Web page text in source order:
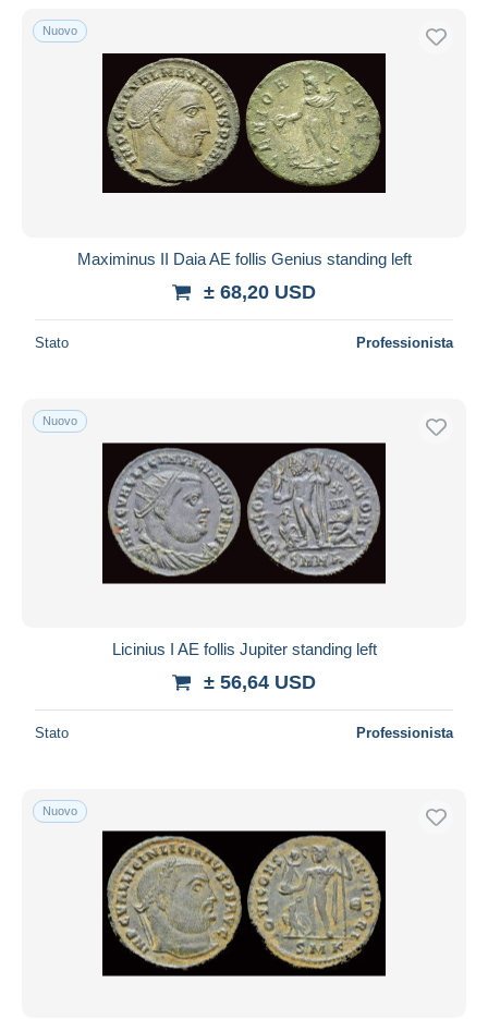
Solo sconto
Spedizione gratuita
Metodi di pagamento
PayPal
Bonifico bancario
Visa
iDeal
Maestro
Aggiorna
Nuovo
Maximinus II Daia AE follis Genius standing left
± 68,20 USD
Stato Professionista
Nuovo
Licinius I AE follis Jupiter standing left
± 56,64 USD
Stato Professionista
Nuovo